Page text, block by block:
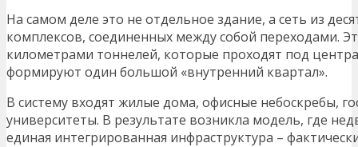
На самом деле это не отдельное здание, а сеть из
комплексов, соединенных между собой переходами.
километрами тоннелей, которые проходят под
формируют один большой «внутренний квартал».
В систему входят жилые дома, офисные небоскребы,
университеты. В результате возникла модель, где
единая интегрированная инфраструктура –